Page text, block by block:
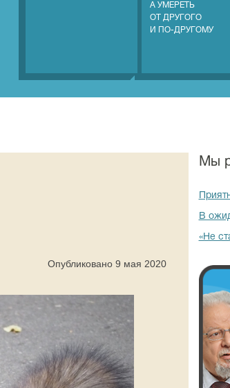
А УМЕРЕТЬ
ОТ ДРУГОГО
И ПО-ДРУГОМУ
Опубликовано 9 мая 2020
Мы
В
«Не